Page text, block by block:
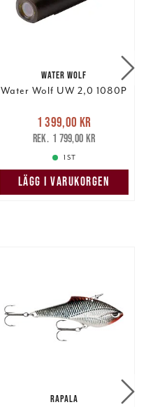
WATER WOLF
Water Wolf UW 2,0 1080P
Nuvarande pris
1 399,00 krTidigare pris
1 799,00 kr
1 399,00 kr
1 799,00 kr
1 ST
LÄGG I VARUKORGEN
RAPALA